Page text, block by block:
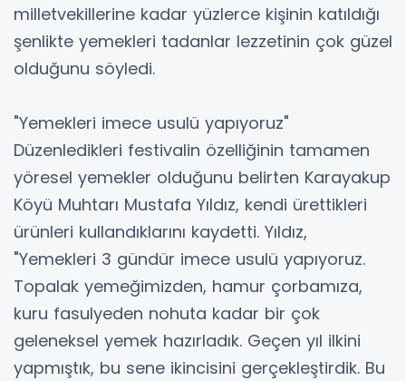
milletvekillerine kadar yüzlerce kişinin katıldığı
şenlikte yemekleri tadanlar lezzetinin çok güzel
olduğunu söyledi.
"Yemekleri imece usulü yapıyoruz"
Düzenledikleri festivalin özelliğinin tamamen
yöresel yemekler olduğunu belirten Karayakup
Köyü Muhtarı Mustafa Yıldız, kendi ürettikleri
ürünleri kullandıklarını kaydetti. Yıldız,
"Yemekleri 3 gündür imece usulü yapıyoruz.
Topalak yemeğimizden, hamur çorbamıza,
kuru fasulyeden nohuta kadar bir çok
geleneksel yemek hazırladık. Geçen yıl ilkini
yapmıştık, bu sene ikincisini gerçekleştirdik. Bu